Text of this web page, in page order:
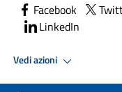
Facebook
LinkedIn
Vedi azioni